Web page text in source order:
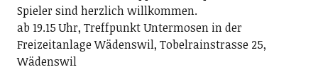
Spieler sind herzlich willkommen.
ab 19.15 Uhr, Treffpunkt Untermosen in der
Freizeitanlage Wädenswil, Tobelrainstrasse 25,
Wädenswil